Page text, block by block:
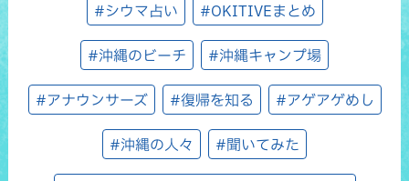
#シウマ占い #OKITIVEまとめ
#沖縄のビーチ #沖縄キャンプ場
#アナウンサーズ #復帰を知る #アゲアゲめし
#沖縄の人々 #聞いてみた